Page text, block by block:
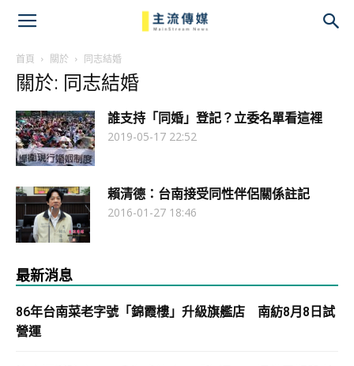
首頁 關於 同志結婚
關於: 同志結婚
誰支持「同婚」登記？立委名單看這裡
2019-05-17 22:52
賴清德：台南接受同性伴侶關係註記
2016-01-27 18:46
最新消息
86年台南菜老字號「錦霞樓」升級旗艦店 南紡8月8日試
營運